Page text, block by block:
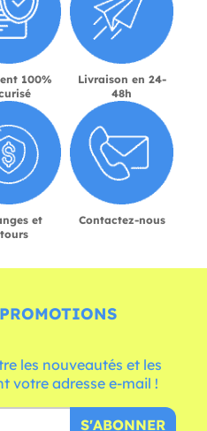
100%
Livraison en 24-
48h
et
Contactez-nous
les nouveautés et les
votre adresse e-mail !
S'ABONNER